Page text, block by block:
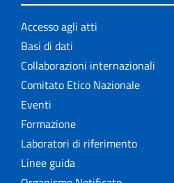
Accesso agli atti
Basi di dati
Collaborazioni internazionali
Comitato Etico Nazionale
Eventi
Formazione
Laboratori di riferimento
Linee guida